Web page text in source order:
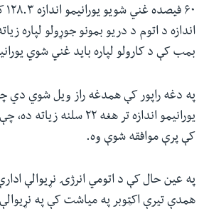
اندازه د اتوم د دریو بمونو جوړولو لپاره
بمب کې د کارولو لپاره باید غني شوي یورانیم۹۰ سلنه
په دغه راپور کې همدغه راز ویل شوي دي
کې پرې موافقه شوې وه.
په عین حال کې د اتومي انرژۍ نړیوالې
همدې تیرې اکټوبر په میاشت کې په